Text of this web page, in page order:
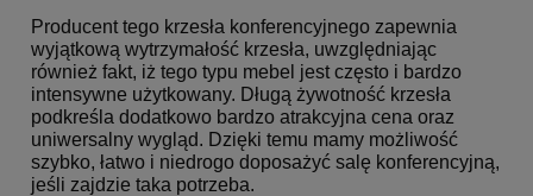
Producent tego krzesła konferencyjnego zapewnia
wyjątkową wytrzymałość krzesła, uwzględniając
również fakt, iż tego typu mebel jest często i bardzo
intensywne użytkowany. Długą żywotność krzesła
podkreśla dodatkowo bardzo atrakcyjna cena oraz
uniwersalny wygląd. Dzięki temu mamy możliwość
szybko, łatwo i niedrogo doposażyć salę konferencyjną,
jeśli zajdzie taka potrzeba.